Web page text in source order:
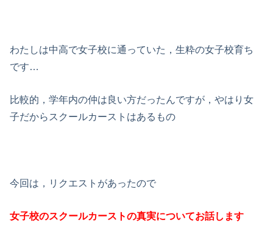
わたしは中高で女子校に通っていた，生粋の女子校育ち
です…
比較的，学年内の仲は良い方だったんですが，やはり女
子だからスクールカーストはあるもの
今回は，リクエストがあったので
女子校のスクールカーストの真実についてお話します